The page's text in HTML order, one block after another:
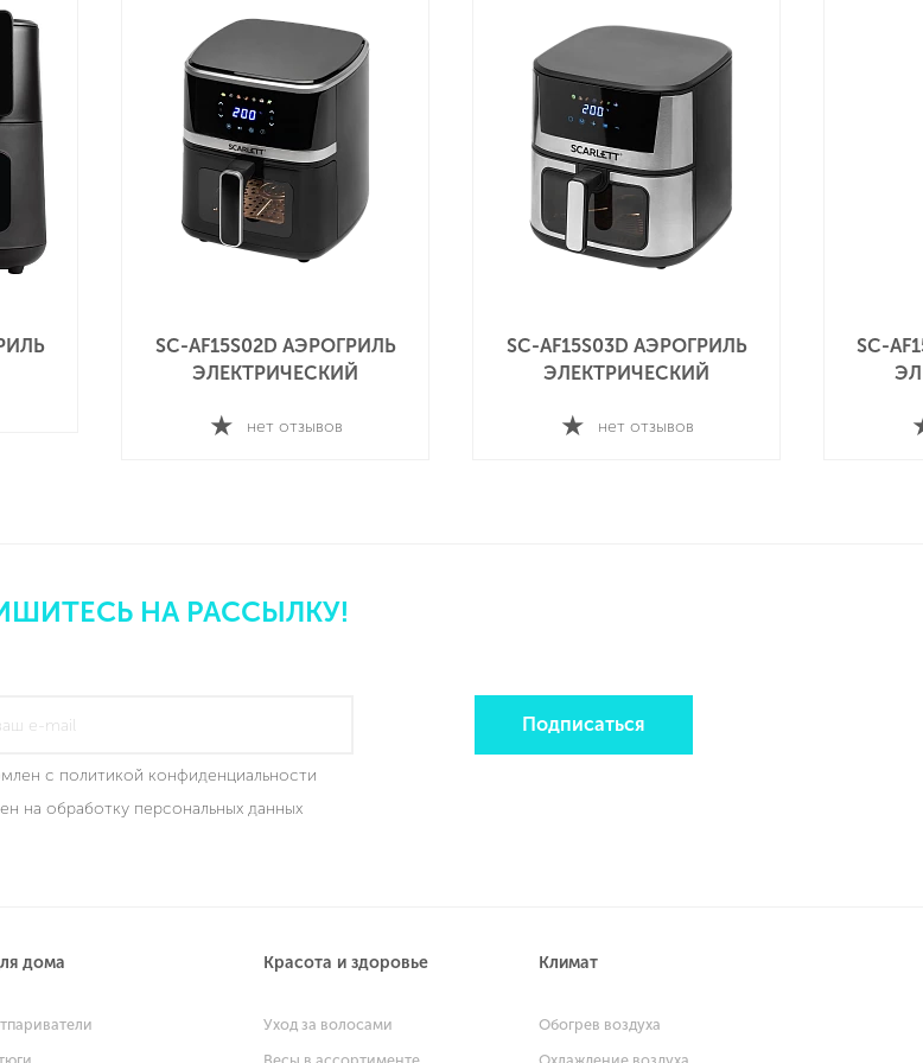
SC-AF15S02D АЭРОГРИЛЬ
ЭЛЕКТРИЧЕСКИЙ
нет отзывов
SC-AF15S03D АЭРОГРИЛЬ
ЭЛЕКТРИЧЕСКИЙ
нет отзывов
SC-
НА РАССЫЛКУ!
с политикой конфиденциальности
на обработку персональных данных
Подписаться
дома Красота и здоровье
Уход за волосами
Климат
Обогрев воздуха